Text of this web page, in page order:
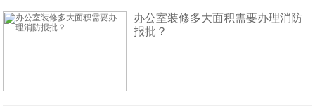
办公室装修多大面积需要办理消防
报批？